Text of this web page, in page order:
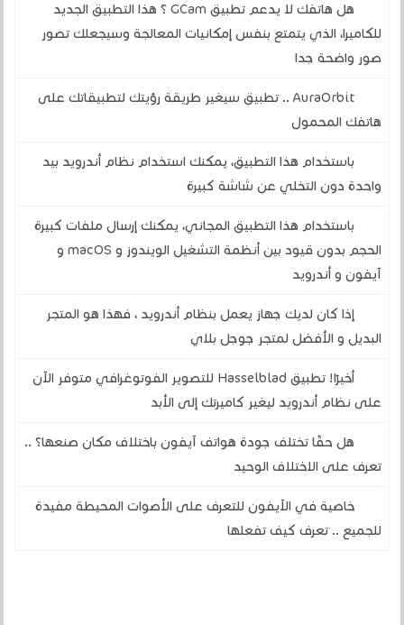
هل هاتفك لا يدعم تطبيق GCam ؟ هذا التطبيق الجديد
للكاميرا، الذي يتمتع بنفس إمكانيات المعالجة وسيجعلك تصور
صور واضحة جدا
AuraOrbit .. تطبيق سيغير طريقة رؤيتك لتطبيقاتك على
هاتفك المحمول
باستخدام هذا التطبيق، يمكنك استخدام نظام أندرويد بيد
واحدة دون التخلي عن شاشة كبيرة
باستخدام هذا التطبيق المجاني، يمكنك إرسال ملفات كبيرة
الحجم بدون قيود بين أنظمة التشغيل الويندوز و macOS و
آيفون و أندرويد
إذا كان لديك جهاز يعمل بنظام أندرويد ، فهذا هو المتجر
البديل و الأفضل لمتجر جوجل بلاي
أخيرًا! تطبيق Hasselblad للتصوير الفوتوغرافي متوفر الآن
على نظام أندرويد ليغير كاميرتك إلى الأبد
هل حقًا تختلف جودة هواتف آيفون باختلاف مكان صنعها؟ ..
تعرف على الاختلاف الوحيد
خاصية في الآيفون للتعرف على الأصوات المحيطة مفيدة
للجميع .. تعرف كيف تفعلها